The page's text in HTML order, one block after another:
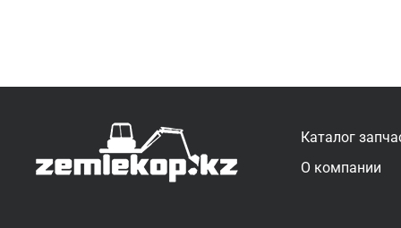
Каталог
О компании